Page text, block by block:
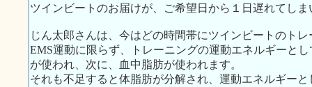
ツインビートのお届けが、ご希望日から１日遅れてし
じん太郎さんは、今はどの時間帯にツインビートのト
EMS運動に限らず、トレーニングの運動エネルギーと
が使われ、次に、血中脂肪が使われます。
それも不足すると体脂肪が分解され、運動エネルギー